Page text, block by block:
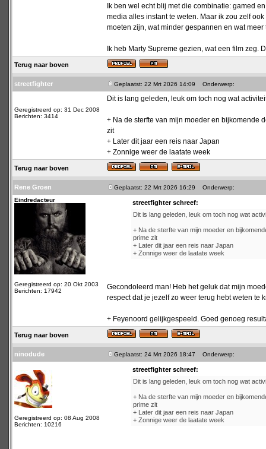
Ik ben wel echt blij met die combinatie: gamed
media alles instant te weten. Maar ik zou zelf
moeten zijn, wat minder gespannen en wat
Ik heb Marty Supreme gezien, wat een film zeg.
Terug naar boven
streetfighter Geplaatst: 22 Mrt 2026 14:09 Onderwerp:
Geregistreerd op: 31 Dec 2008
Berichten: 3414
Dit is lang geleden, leuk om toch nog wat
+ Na de sterfte van mijn moeder en bijkomende
zit
+ Later dit jaar een reis naar Japan
+ Zonnige weer de laatate week
Terug naar boven
Rene Groen Geplaatst: 22 Mrt 2026 16:29
Onderwerp:
Eindredacteur
Geregistreerd op: 20 Okt 2003
Berichten: 17942
streetfighter schreef:
Dit is lang geleden, leuk om toch nog wat
+ Na de sterfte van mijn moeder en
prime zit
+ Later dit jaar een reis naar Japan
+ Zonnige weer de laatate week
Gecondoleerd man! Heb het geluk dat mijn
respect dat je jezelf zo weer terug hebt weten te
+ Feyenoord gelijkgespeeld. Goed genoeg
Terug naar boven
ninodude Geplaatst: 24 Mrt 2026 18:47 Onderwerp:
Geregistreerd op: 08 Aug 2008
Berichten: 10216
streetfighter schreef:
Dit is lang geleden, leuk om toch nog wat
+ Na de sterfte van mijn moeder en
prime zit
+ Later dit jaar een reis naar Japan
+ Zonnige weer de laatate week